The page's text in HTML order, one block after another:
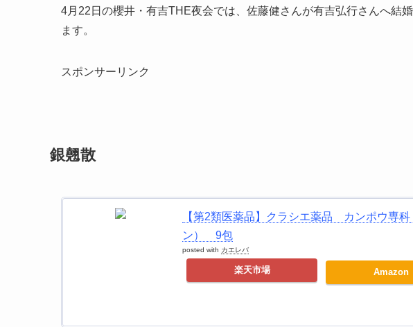
4月22日の櫻井・有吉THE夜会では、佐藤健さんが有吉弘行さんへ結
ます。
スポンサーリンク
銀翹散
【第2類医薬品】クラシエ薬品 カンポウ専
ン） 9包
posted with カエレバ
楽天市場 Amazon